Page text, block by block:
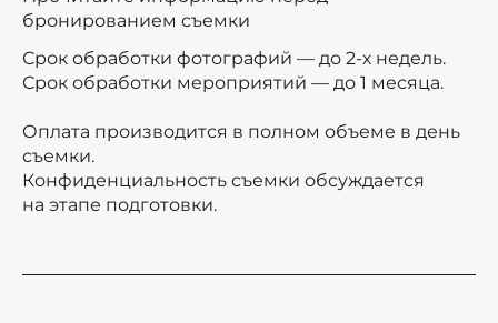
бронированием съемки
Срок обработки фотографий — до 2-х недель.
Срок обработки мероприятий — до 1 месяца.
Оплата производится в полном объеме в день
съемки.
Конфиденциальность съемки обсуждается
на этапе подготовки.